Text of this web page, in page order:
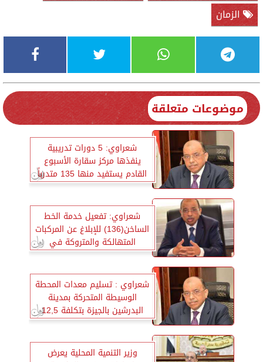
الزمان
موضوعات متعلقة
شعراوي: 5 دورات تدريبية
ينفذها مركز سقارة الأسبوع
القادم يستفيد منها 135 متدرباً
شعراوي: تفعيل خدمة الخط
الساخن(136) للإبلاغ عن المركبات
المتهالكة والمتروكة في
الشوارع بالمحافظات
شعراوي : تسليم معدات المحطة
الوسيطة المتحركة بمدينة
البدرشين بالجيزة بتكلفة 12,5
مليون جنيه
وزير التنمية المحلية يعرض